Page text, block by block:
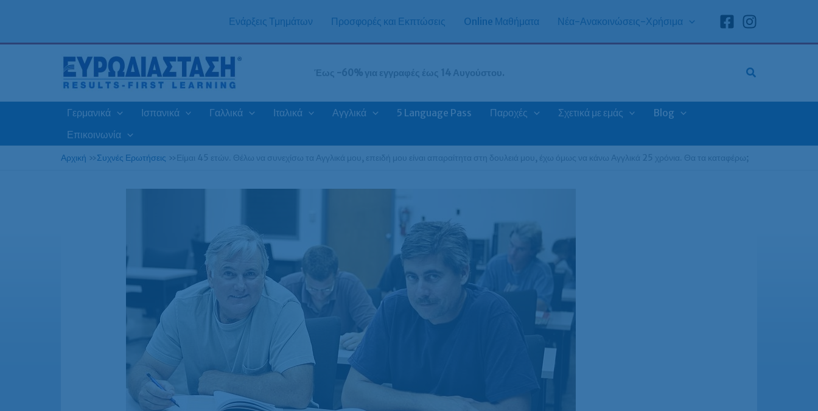
Ενάρξεις Τμημάτων Προσφορές και Εκπτώσεις Online Μαθήματα Νέα-Ανακοινώσεις-Χρήσιμα
Έως -60% για εγγραφές έως 14 Αυγούστου.
Γερμανικά Ισπανικά Γαλλικά Ιταλικά Αγγλικά 5 Language Pass Παροχές Σχετικά με εμάς
Blog
Επικοινωνία
Αρχική »Συχνές Ερωτήσεις » Είμαι 45 ετών. Θέλω να συνεχίσω τα Αγγλικά μου, επειδή μου είναι απαραίτητα στη δουλειά μου, έχω όμως να κάνω Αγγλικά 25 χρόνια. Θα τα καταφέρω;